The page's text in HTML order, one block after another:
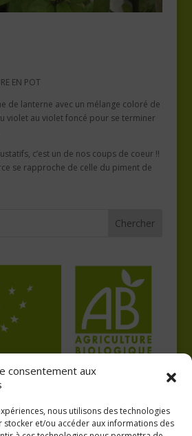
consentement aux
nous utilisons des technologies
stocker et/ou accéder aux informations des
EN POT
de lanterne avec un mélange coloré de
violet au violet foncé pour se terminer
c’est un de nos coups de coeur !!
se rapproche de celle du piment de